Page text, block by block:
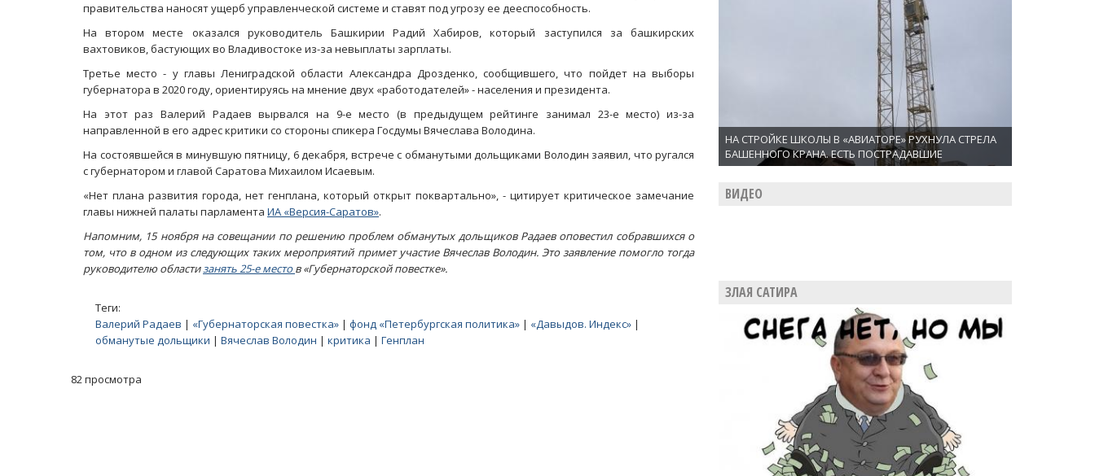
правительства наносят ущерб управленческой системе и ставят под угрозу ее дееспособность.
На втором месте оказался руководитель Башкирии Радий Хабиров, который заступился за башкирских
вахтовиков, бастующих во Владивостоке из-за невыплаты зарплаты.
Третье место - у главы Лениградской области Александра Дрозденко, сообщившего, что пойдет на выборы
губернатора в 2020 году, ориентируясь на мнение двух «работодателей» - населения и президента.
На этот раз Валерий Радаев вырвался на 9-е место (в предыдущем рейтинге занимал 23-е место) из-за
направленной в его адрес критики со стороны спикера Госдумы Вячеслава Володина.
На состоявшейся в минувшую пятницу, 6 декабря, встрече с обманутыми дольщиками Володин заявил, что ругался
с губернатором и главой Саратова Михаилом Исаевым.
«Нет плана развития города, нет генплана, который открыт поквартально», - цитирует критическое замечание
главы нижней палаты парламента ИА «Версия-Саратов».
Напомним, 15 ноября на совещании по решению проблем обманутых дольщиков Радаев оповестил собравшихся о
том, что в одном из следующих таких мероприятий примет участие Вячеслав Володин. Это заявление помогло тогда
руководителю областизанять 25-е местов «Губернаторской повестке».
Теги:
Валерий Радаев | «Губернаторская повестка» | фонд «Петербургская политика» | «Давыдов. Индекс» |
обманутые дольщики | Вячеслав Володин | критика | Генплан
82 просмотра
НА СТРОЙКЕ ШКОЛЫ В «АВИАТОРЕ» РУХНУЛА СТРЕЛА
БАШЕННОГО КРАНА. ЕСТЬ ПОСТРАДАВШИЕ
ВИДЕО
ЗЛАЯ САТИРА